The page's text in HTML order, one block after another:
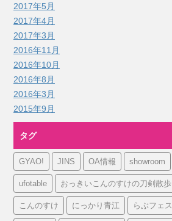
2017年5月
2017年4月
2017年3月
2016年11月
2016年10月
2016年8月
2016年3月
2015年9月
タグ
GYAO! JINS OA情報 showroom
ufotable おっきいこんのすけの刀剣散歩
こんのすけ にっかり青江 らぶフェス